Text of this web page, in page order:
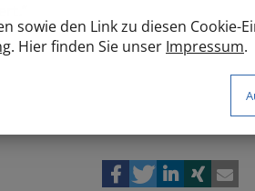
sowie den Link zu diesen Cookie-
. Hier finden Sie unser Impressum.